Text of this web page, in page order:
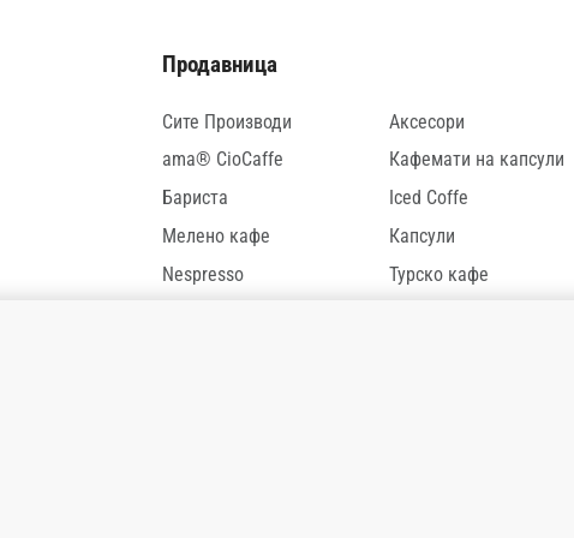
Продавница
Сите Производи
Аксесори
ama® CioCaffe
Кафемати на капсули
Бариста
Iced Coffe
Мелено кафе
Капсули
Nespresso
Турско кафе